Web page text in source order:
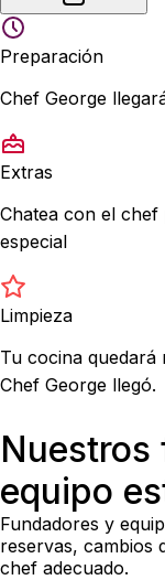
Preparación
Chef George
Extras
Chatea con el
especial
Limpieza
Tu cocina quedará
Chef George llegó.
Nuestros
equipo
Fundadores y
reservas, cambios
chef adecuado.